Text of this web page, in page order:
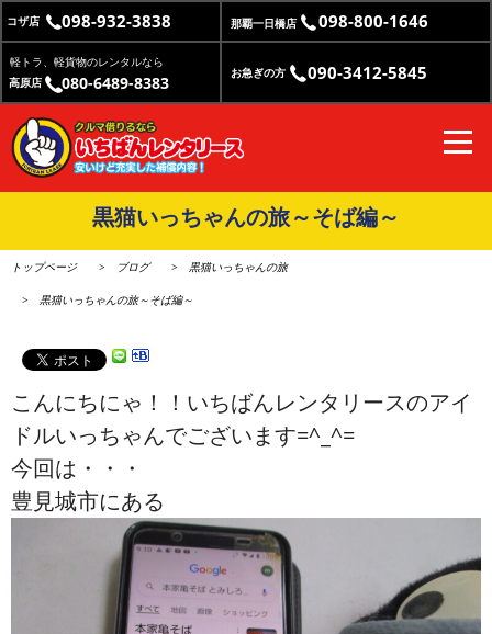
コザ店 098-932-3838 那覇一日橋店 098-800-1646
軽トラ、軽貨物のレンタルなら
高原店
080-6489-8383 お急ぎの方 090-3412-5845
黒猫いっちゃんの旅～そば編～
トップページ ブログ 黒猫いっちゃんの旅
黒猫いっちゃんの旅～そば編～
こんにちにゃ！！いちばんレンタリースのアイ
ドルいっちゃんでございます=^_^=
今回は・・・
豊見城市にある